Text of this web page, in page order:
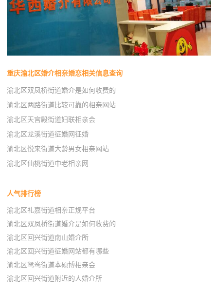
重庆渝北区婚介相亲婚恋相关信息查询
渝北区双凤桥街道婚介是如何收费的
渝北区两路街道比较可靠的相亲网站
渝北区天宫殿街道妇联相亲会
渝北区龙溪街道征婚网征婚
渝北区悦来街道大龄男女相亲网站
渝北区仙桃街道中老相亲网
人气排行榜
渝北区礼嘉街道相亲正规平台
渝北区双凤桥街道婚介是如何收费的
渝北区回兴街道南山婚介所
渝北区回兴街道征婚网站都有哪些
渝北区鸳鸯街道本硕博相亲会
渝北区回兴街道附近的人婚介所